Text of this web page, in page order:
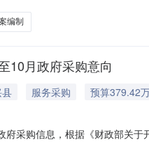
编制
10月政府采购意向
服务采购
预算379.42
府采购信息，根据《财政部关